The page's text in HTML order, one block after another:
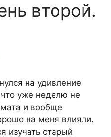
второй.
на удивление
уже неделю не
и вообще
на меня влияли.
изучать старый